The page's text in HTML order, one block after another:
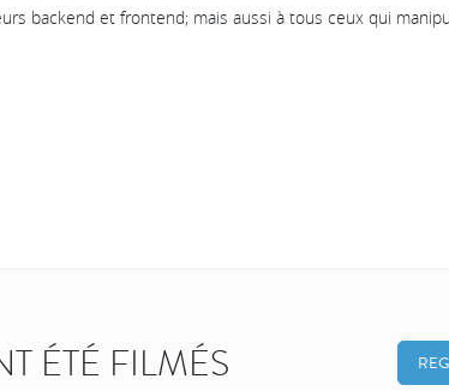
backend et frontend; mais aussi à tous ceux qui
ÉTÉ FILMÉS